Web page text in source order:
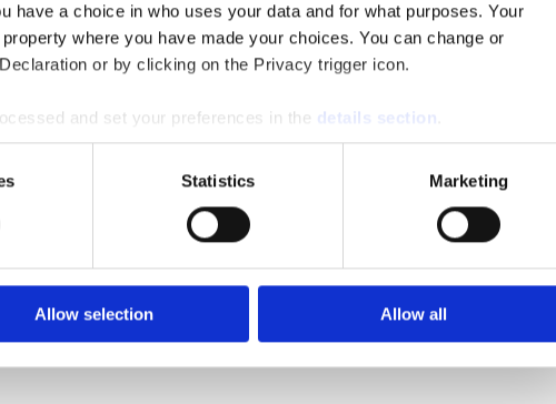
have a choice in who uses your data and for what purposes. Your
where you have made your choices. You can change or
or by clicking on the Privacy trigger icon.
and set your preferences in the details section
provide social media features and to analyse our traffic. We also share
media, advertising and analytics partners who may combine it with
they’ve collected from your use of their services.
Statistics Marketing
Allow selection Allow all
700 miljoner kronor i omsättning.
2025.